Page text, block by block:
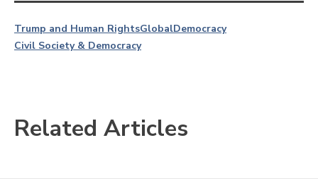
Trump and Human RightsGlobalDemocracy
Civil Society & Democracy
Related Articles